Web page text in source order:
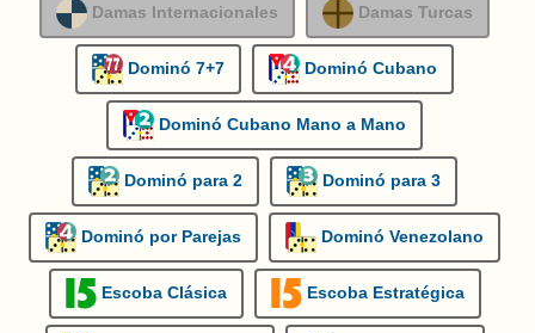
Damas Internacionales Damas Turcas
Dominó 7+7 Dominó Cubano
Dominó Cubano Mano a Mano
Dominó para 2 Dominó para 3
Dominó por Parejas Dominó Venezolano
Escoba Clásica Escoba Estratégica